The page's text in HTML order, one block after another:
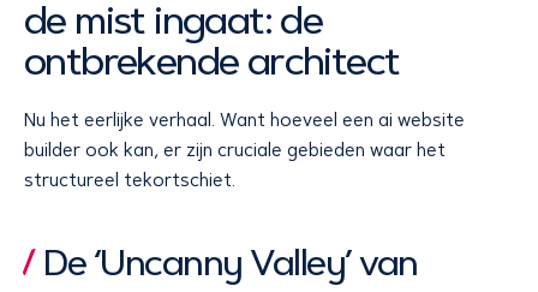
de mist ingaat: de
ontbrekende architect
Nu het eerlijke verhaal. Want hoeveel een ai website
builder ook kan, er zijn cruciale gebieden waar het
structureel tekortschiet.
De ‘Uncanny Valley’ van